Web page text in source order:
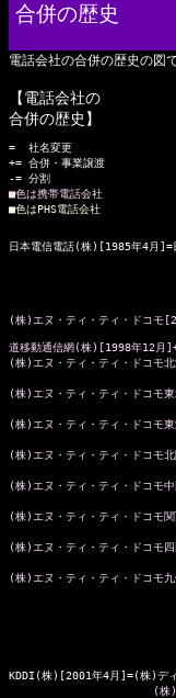
合併の歴史
電話会社の合併の歴史の図
【電話会社の
合併の歴史】
=  社名変更
+= 合併・事業譲渡
■色は携帯電話会社
■色はPHS電話会社
道移動通信網(株)[1998年12月]
(株)エヌ・ティ・ティ・ドコモ
(株)エヌ・ティ・ティ・ドコモ
(株)エヌ・ティ・ティ・ドコモ
(株)エヌ・ティ・ティ・ドコモ
(株)エヌ・ティ・ティ・ドコモ
(株)エヌ・ティ・ティ・ドコモ
(株)エヌ・ティ・ティ・ドコモ
KDDI(株)[2001年4月]=(株)デ
(株)